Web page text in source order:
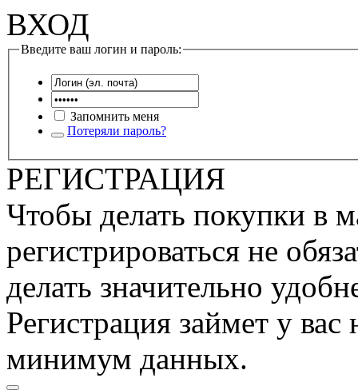
ВХОД
Введите ваш логин и пароль:
Запомнить меня
Потеряли пароль?
РЕГИСТРАЦИЯ
Чтобы делать покупки в
регистрироваться не
делать значительно
Регистрация займет у
минимум данных.